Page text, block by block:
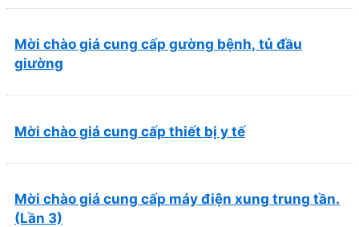
Mời chào giá cung cấp gường bệnh, tủ đầu
giường
Mời chào giá cung cấp thiết bị y tế
Mời chào giá cung cấp máy điện xung trung tần.
(Lần 3)